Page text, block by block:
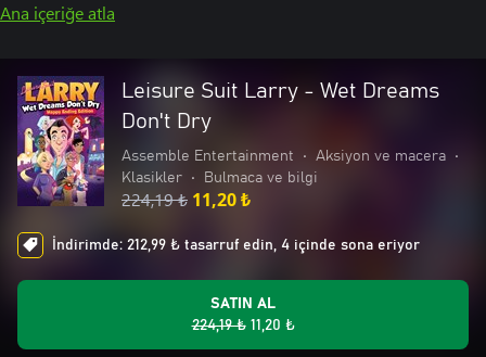
Ana içeriğe atla
Leisure Suit Larry - Wet Dreams
Don't Dry
Assemble Entertainment • Aksiyon ve macera
•
Klasikler
• Bulmaca ve bilgi
224,19 ₺ 11,20 ₺
İndirimde: 212,99 ₺ tasarruf edin, 4 içinde sona eriyor
SATIN AL
224,19 ₺ 11,20 ₺